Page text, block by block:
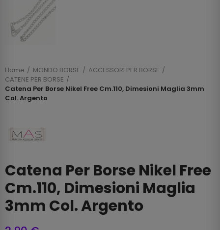
Home MONDO BORSE
ACCESSORI PER BORSE
CATENE PER BORSE
Catena Per Borse Nikel Free Cm.110, Dimesioni Maglia 3mm
Col. Argento
Catena Per Borse Nikel Free
Cm.110, Dimesioni Maglia
3mm Col. Argento